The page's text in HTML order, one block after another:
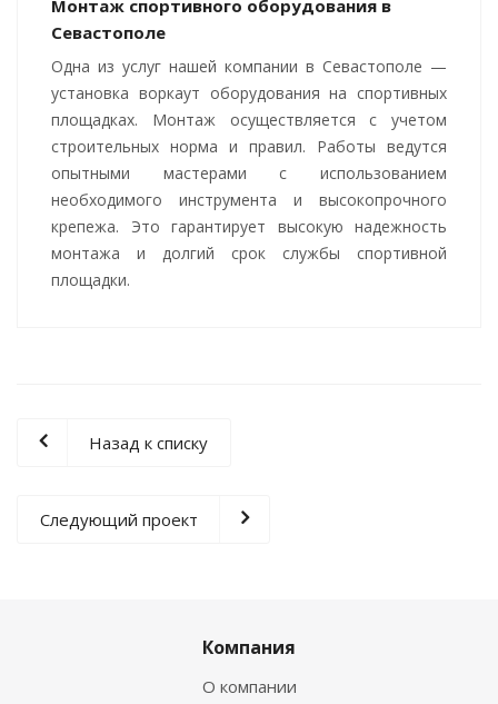
Монтаж спортивного оборудования в
Севастополе
Одна из услуг нашей компании в Севастополе —
установка воркаут оборудования на спортивных
площадках. Монтаж осуществляется с учетом
строительных норма и правил. Работы ведутся
опытными мастерами с использованием
необходимого инструмента и высокопрочного
крепежа. Это гарантирует высокую надежность
монтажа и долгий срок службы спортивной
площадки.
Назад к списку
Следующий проект
Компания
О компании